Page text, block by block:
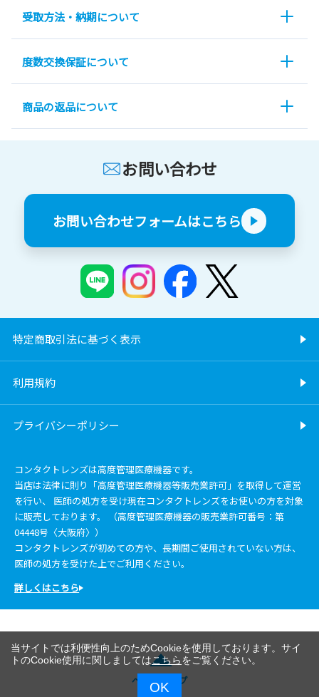
受取方法・納期について
度数交換保証について
商品の返品について
お問い合わせ
お問い合わせフォームはこちら
特定商取引法に基づく表示
利用規約
プライバシーポリシー
コンタクトレンズは高度管理医療機器です。
当店は法律に則り「高度管理医療機器等販売業許可」を取得して運営
を行い、 医師の処方を受け現在コンタクトレンズをお使いの方を対象
に販売しております。 （高度管理医療機器の販売業許可番号：第
04448号〈大阪府〉）
コンタクトレンズが初めての方や、長期間ご使用されていない方は、
医師の処方を受けた上でご利用ください。
詳しくはこちら
ページトップ
当サイトでは利便性向上のためCookieを使用しております。サイ
トのCookie使用に関しましてはこちらをご覧ください。
OK